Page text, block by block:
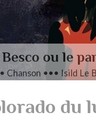
Classique ••• Fanny
du